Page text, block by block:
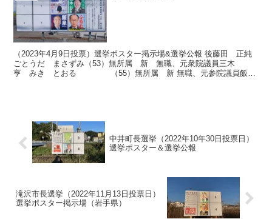
（2023年4月9日投票）選挙ポスター掲示場&選挙公報 後藤田 正純
ごとうだ まさずみ（53）無所属 新 無職、元衆院議員三木
亨 みき とおる （55）無所属 新 無職、元参院議員飯
中井町長選挙（2022年10年30日投票日）
選挙ポスター＆選挙公報
滝沢市長選挙（2022年11月13日投票日）
選挙ポスター掲示場（岩手県）